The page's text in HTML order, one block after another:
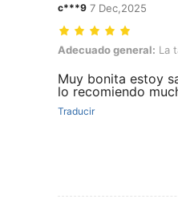
c***9 7 Dec,2025
Adecuado general: La
Adecuado general: La
Muy bonita estoy
lo recomiendo
Traducir